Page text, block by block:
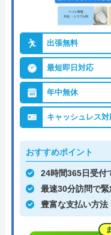
出張無料
最短即日対応
年中無休
キャッシュレス対
おすすめポイント
24時間365日受付
最速30分訪問で
豊富な支払い方